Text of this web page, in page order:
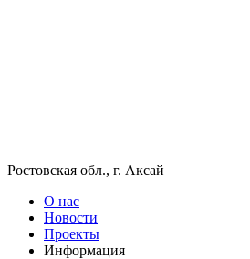
Ростовская обл., г. Аксай
О нас
Новости
Проекты
Информация